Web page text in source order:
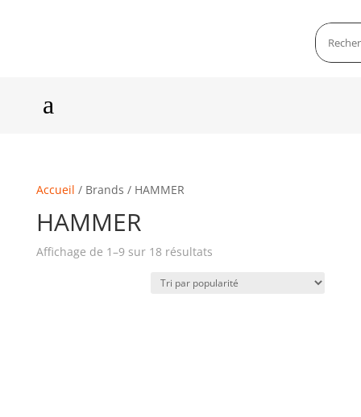
a
Accueil / Brands / HAMMER
HAMMER
Affichage de 1–9 sur 18 résultats